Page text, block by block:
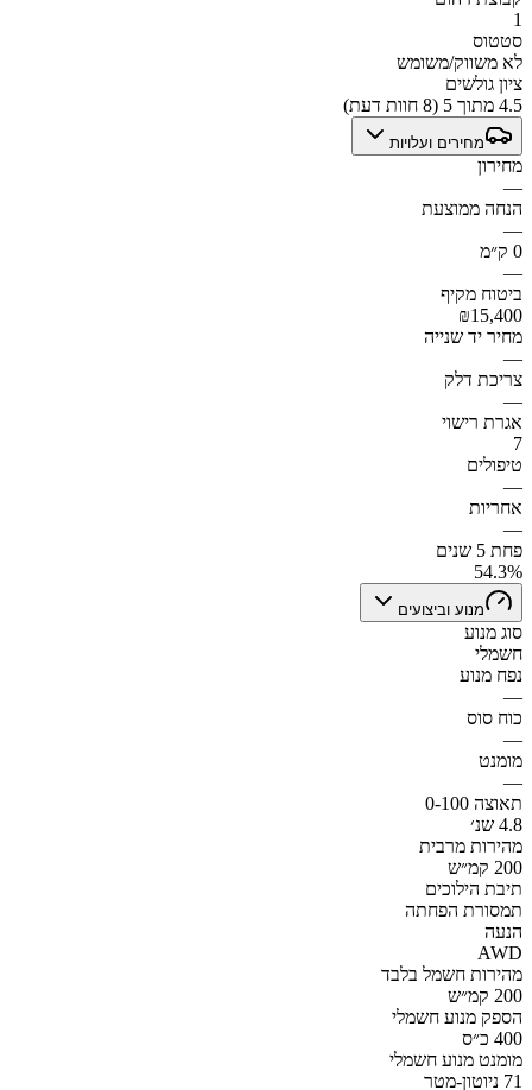
1
סטטוס
לא משווק/משומש
ציון גולשים
4.5 מתוך 5 (8 חוות דעת)
מחירים ועלויות
מחירון
—
הנחה ממוצעת
—
0 ק״מ
—
ביטוח מקיף
₪15,400
מחיר יד שנייה
—
צריכת דלק
—
אגרת רישוי
7
טיפולים
—
אחריות
—
פחת 5 שנים
54.3%
מנוע וביצועים
סוג מנוע
חשמלי
נפח מנוע
—
כוח סוס
—
מומנט
—
תאוצה 0-100
4.8 שנ׳
מהירות מרבית
200 קמ״ש
תיבת הילוכים
תמסורת הפחתה
הנעה
AWD
מהירות חשמל בלבד
200 קמ״ש
הספק מנוע חשמלי
400 כ״ס
מומנט מנוע חשמלי
71 ניוטון-מטר